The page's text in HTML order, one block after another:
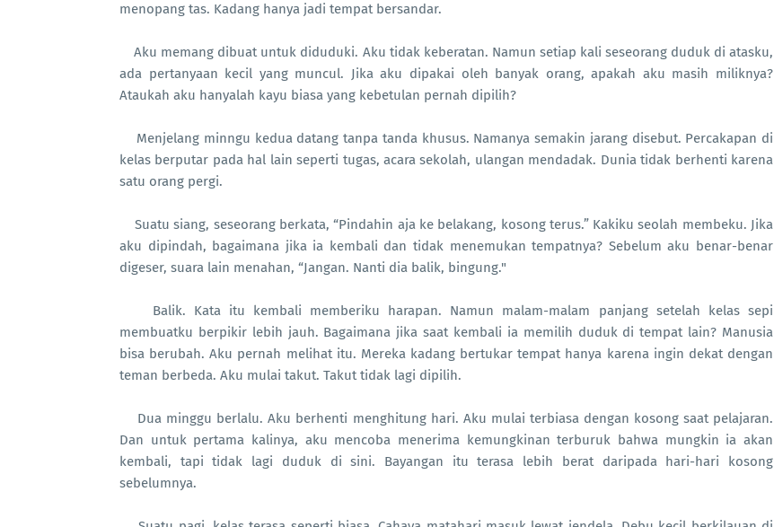
menopang tas. Kadang hanya jadi tempat bersandar.
Aku memang dibuat untuk diduduki. Aku tidak keberatan. Namun setiap kali seseorang duduk di atasku,
ada pertanyaan kecil yang muncul. Jika aku dipakai oleh banyak orang, apakah aku masih miliknya?
Ataukah aku hanyalah kayu biasa yang kebetulan pernah dipilih?
Menjelang minngu kedua datang tanpa tanda khusus. Namanya semakin jarang disebut. Percakapan di
kelas berputar pada hal lain seperti tugas, acara sekolah, ulangan mendadak. Dunia tidak berhenti karena
satu orang pergi.
Suatu siang, seseorang berkata, “Pindahin aja ke belakang, kosong terus.” Kakiku seolah membeku. Jika
aku dipindah, bagaimana jika ia kembali dan tidak menemukan tempatnya? Sebelum aku benar-benar
digeser, suara lain menahan, “Jangan. Nanti dia balik, bingung."
Balik. Kata itu kembali memberiku harapan. Namun malam-malam panjang setelah kelas sepi
membuatku berpikir lebih jauh. Bagaimana jika saat kembali ia memilih duduk di tempat lain? Manusia
bisa berubah. Aku pernah melihat itu. Mereka kadang bertukar tempat hanya karena ingin dekat dengan
teman berbeda. Aku mulai takut. Takut tidak lagi dipilih.
Dua minggu berlalu. Aku berhenti menghitung hari. Aku mulai terbiasa dengan kosong saat pelajaran.
Dan untuk pertama kalinya, aku mencoba menerima kemungkinan terburuk bahwa mungkin ia akan
kembali, tapi tidak lagi duduk di sini. Bayangan itu terasa lebih berat daripada hari-hari kosong
sebelumnya.